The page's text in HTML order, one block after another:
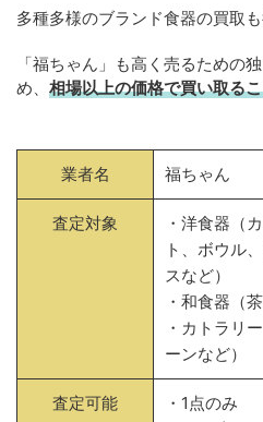
多種多様のブランド食器の買取
「福ちゃん」も高く売るための
め、 相場以上の価格で買い取る
業者名 福ちゃん
査定対象
・洋食器（
ト、ボウル
スなど）
・和食器（
・カトラリ
ーンなど）
査定可能
・1点のみ